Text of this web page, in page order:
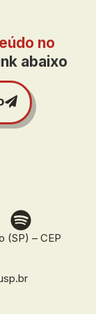
(SP) – CEP
no
abaixo